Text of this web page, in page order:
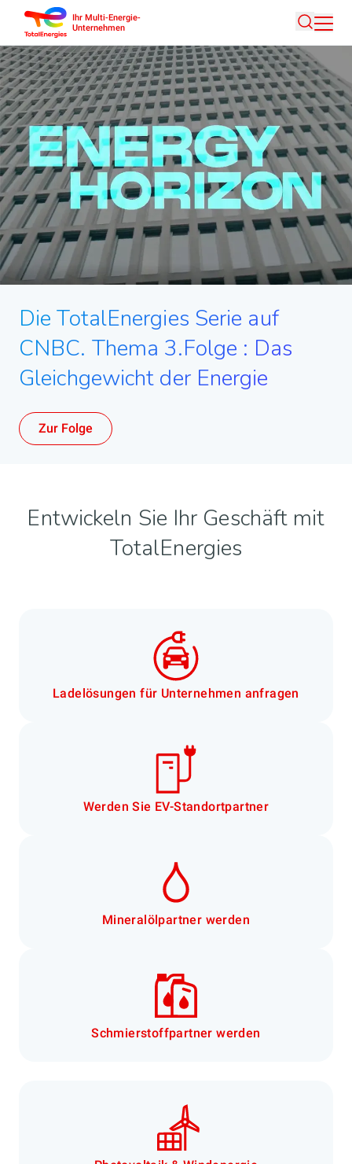
zum
Inhalt
Ihr Multi-Energie-
Unternehmen
Suche
Die TotalEnergies Serie auf
CNBC. Thema 3.Folge : Das
Gleichgewicht der Energie
Zur Folge
Entwickeln Sie Ihr Geschäft mit
TotalEnergies
Ladelösungen für Unternehmen anfragen
Werden Sie EV-Standortpartner
Mineralölpartner werden
Schmierstoffpartner werden